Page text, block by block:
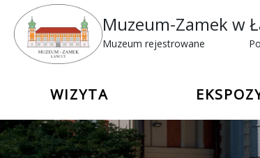
Muzeum-Zamek w
Muzeum rejestrowane
WIZYTA